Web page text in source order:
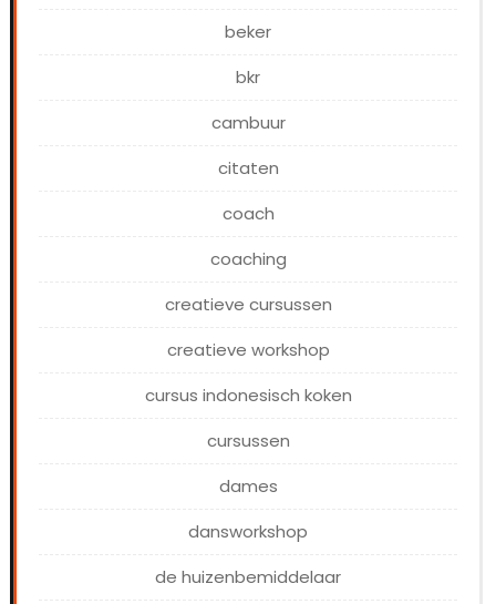
beker
bkr
cambuur
citaten
coach
coaching
creatieve cursussen
creatieve workshop
cursus indonesisch koken
cursussen
dames
dansworkshop
de huizenbemiddelaar